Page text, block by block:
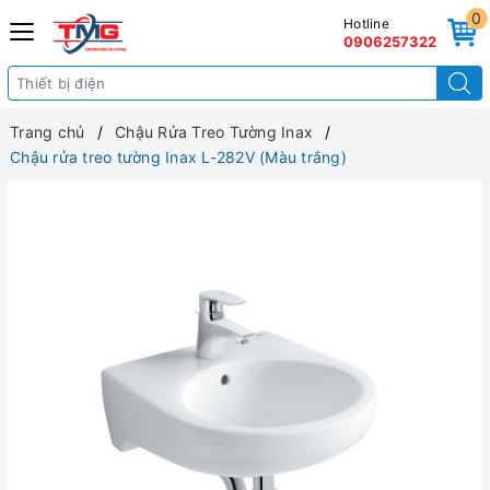
0
Hotline
0906257322
Trang chủ
Chậu Rửa Treo Tường Inax
Chậu rửa treo tường Inax L-282V (Màu trắng)